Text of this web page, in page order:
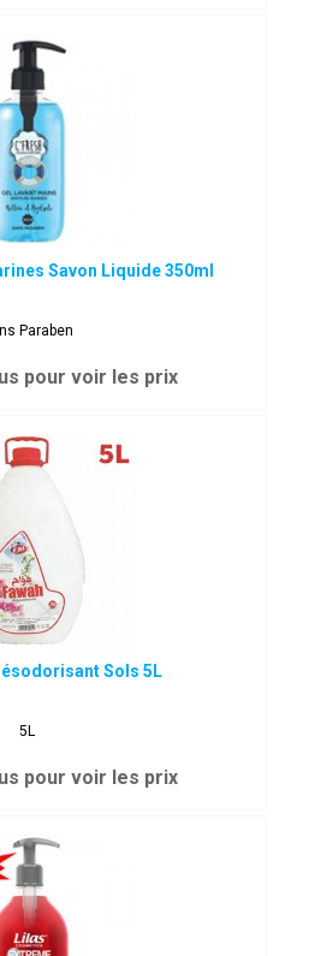
Savon Liquide 350ml
Paraben
pour voir les prix
Sols 5L
5L
pour voir les prix